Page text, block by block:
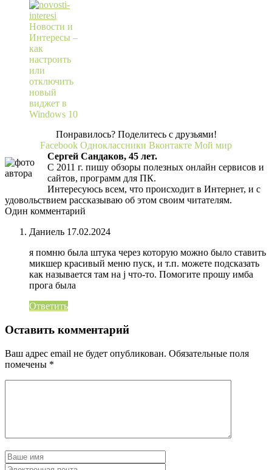
Новости и
Интересы –
как
настроить
или
отключить
новый
виджет в
Windows 10
Понравилось? Поделитесь с друзьями!
Facebook Одноклассники Вконтакте Мой мир
Сергей Сандаков, 45 лет.
С 2011 г. пишу обзоры полезных онлайн сервисов и
сайтов, программ для ПК.
Интересуюсь всем, что происходит в Интернет, и с
удовольствием рассказываю об этом своим читателям.
Один комментарий
Даниель 17.02.2024
я помню была штука через которую можно было ставить
микшер красивый меню пуск, и т.п. можете подсказать
как называется там на j что-то. Помогите прошу имба
прога была
Ответить
Оставить комментарий
Ваш адрес email не будет опубликован. Обязательные поля
помечены *